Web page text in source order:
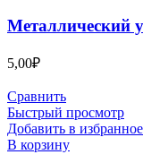
Металлический
5,00₽
Сравнить
Быстрый просмотр
Добавить в избранное
В корзину